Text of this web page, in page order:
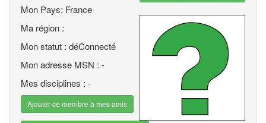
Mon Pays: France
Ma région :
Mon statut : déConnecté
Mon adresse MSN : -
Mes disciplines : -
Ajouter ce membre à mes amis